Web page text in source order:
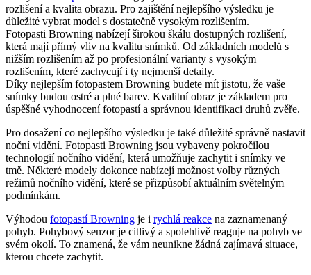
rozlišení a kvalita obrazu. Pro zajištění nejlepšího výsledku je
důležité vybrat model s dostatečně vysokým rozlišením.
Fotopasti Browning nabízejí širokou škálu dostupných rozlišení,
která mají přímý vliv na kvalitu snímků. Od základních modelů s
nižším rozlišením až po profesionální varianty s vysokým
rozlišením, které zachycují i ty nejmenší detaily.
Díky nejlepším fotopastem Browning budete mít jistotu, že vaše
snímky budou ostré a plné barev. Kvalitní obraz je základem pro
úspěšné vyhodnocení fotopastí a správnou identifikaci druhů zvěře.
Pro dosažení co nejlepšího výsledku je také důležité správně nastavit
noční vidění. Fotopasti Browning jsou vybaveny pokročilou
technologií nočního vidění, která umožňuje zachytit i snímky ve
tmě. Některé modely dokonce nabízejí možnost volby různých
režimů nočního vidění, které se přizpůsobí aktuálním světelným
podmínkám.
Výhodou fotopastí Browning je i rychlá reakce na zaznamenaný
pohyb. Pohybový senzor je citlivý a spolehlivě reaguje na pohyb ve
svém okolí. To znamená, že vám neunikne žádná zajímavá situace,
kterou chcete zachytit.